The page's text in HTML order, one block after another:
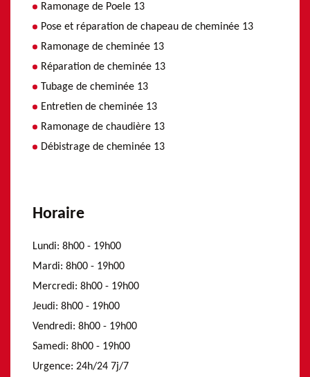
Ramonage de Poele 13
Pose et réparation de chapeau de cheminée 13
Ramonage de cheminée 13
Réparation de cheminée 13
Tubage de cheminée 13
Entretien de cheminée 13
Ramonage de chaudière 13
Débistrage de cheminée 13
Horaire
Lundi: 8h00 - 19h00
Mardi: 8h00 - 19h00
Mercredi: 8h00 - 19h00
Jeudi: 8h00 - 19h00
Vendredi: 8h00 - 19h00
Samedi: 8h00 - 19h00
Urgence: 24h/24 7j/7